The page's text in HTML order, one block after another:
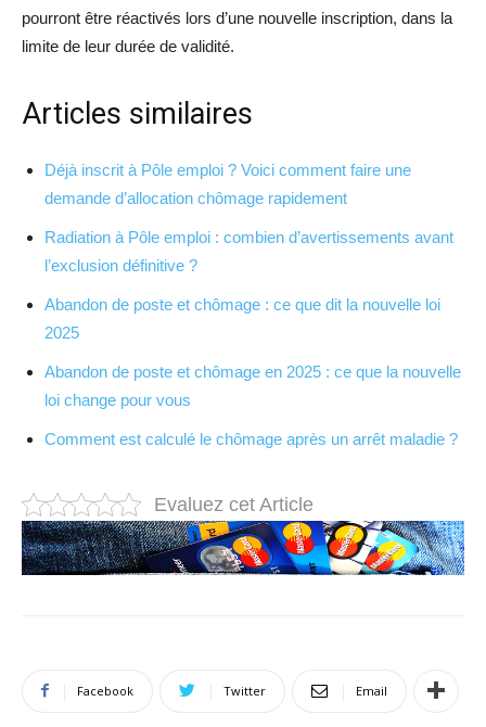
pourront être réactivés lors d’une nouvelle inscription, dans la
limite de leur durée de validité.
Articles similaires
Déjà inscrit à Pôle emploi ? Voici comment faire une
demande d’allocation chômage rapidement
Radiation à Pôle emploi : combien d’avertissements avant
l’exclusion définitive ?
Abandon de poste et chômage : ce que dit la nouvelle loi
2025
Abandon de poste et chômage en 2025 : ce que la nouvelle
loi change pour vous
Comment est calculé le chômage après un arrêt maladie ?
Evaluez cet Article
Facebook Twitter Email